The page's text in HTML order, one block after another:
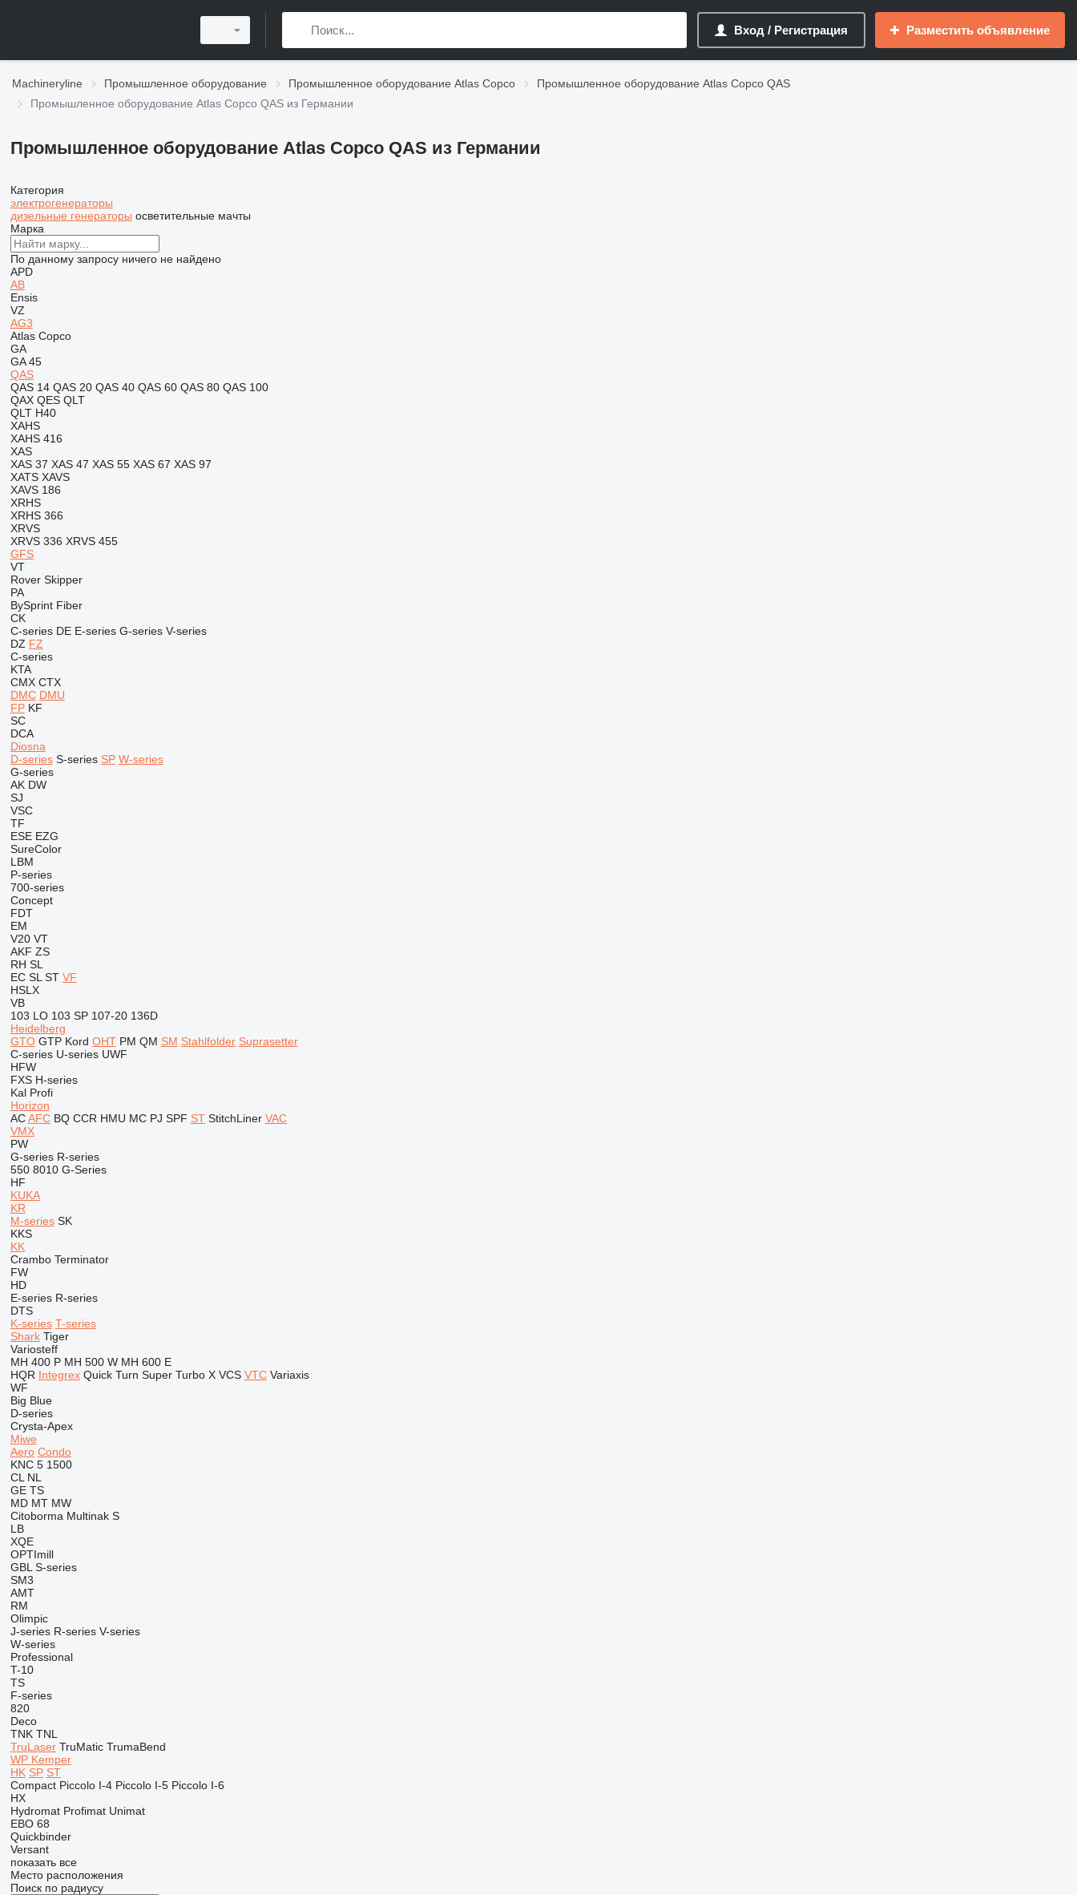
Вход / Регистрация Разместить объявление
Machineryline Промышленное оборудование Промышленное оборудование Atlas Copco
Промышленное оборудование Atlas Copco QAS
Промышленное оборудование Atlas Copco QAS из Германии
Промышленное оборудование Atlas Copco QAS из Германии
Категория
электрогенераторы
дизельные генераторы осветительные мачты
Марка
По данному запросу ничего не найдено
APD
AB
Ensis
VZ
AG3
Atlas Copco
GA
GA 45
QAS
QAS 14 QAS 20 QAS 40 QAS 60 QAS 80 QAS 100
QAX QES QLT
QLT H40
XAHS
XAHS 416
XAS
XAS 37 XAS 47 XAS 55 XAS 67 XAS 97
XATS XAVS
XAVS 186
XRHS
XRHS 366
XRVS
XRVS 336 XRVS 455
GFS
VT
Rover Skipper
PA
BySprint Fiber
CK
C-series DE E-series G-series V-series
DZ FZ
C-series
KTA
CMX CTX
DMC DMU
FP KF
SC
DCA
Diosna
D-series S-series SP W-series
G-series
AK DW
SJ
VSC
TF
ESE EZG
SureColor
LBM
P-series
700-series
Concept
FDT
EM
V20 VT
AKF ZS
RH SL
EC SL ST VF
HSLX
VB
103 LO 103 SP 107-20 136D
Heidelberg
GTO GTP Kord OHT PM QM SM Stahlfolder Suprasetter
C-series U-series UWF
HFW
FXS H-series
Kal Profi
Horizon
AC AFC BQ CCR HMU MC PJ SPF ST StitchLiner VAC
VMX
PW
G-series R-series
550 8010 G-Series
HF
KUKA
KR
M-series SK
KKS
KK
Crambo Terminator
FW
HD
E-series R-series
DTS
K-series T-series
Shark Tiger
Variosteff
MH 400 P MH 500 W MH 600 E
HQR Integrex Quick Turn Super Turbo X VCS VTC Variaxis
WF
Big Blue
D-series
Crysta-Apex
Miwe
Aero Condo
KNC 5 1500
CL NL
GE TS
MD MT MW
Citoborma Multinak S
LB
XQE
OPTImill
GBL S-series
SM3
AMT
RM
Olimpic
J-series R-series V-series
W-series
Professional
T-10
TS
F-series
820
Deco
TNK TNL
TruLaser TruMatic TrumaBend
WP Kemper
HK SP ST
Compact Piccolo I-4 Piccolo I-5 Piccolo I-6
HX
Hydromat Profimat Unimat
EBO 68
Quickbinder
Versant
показать все
Место расположения
Поиск по радиусу